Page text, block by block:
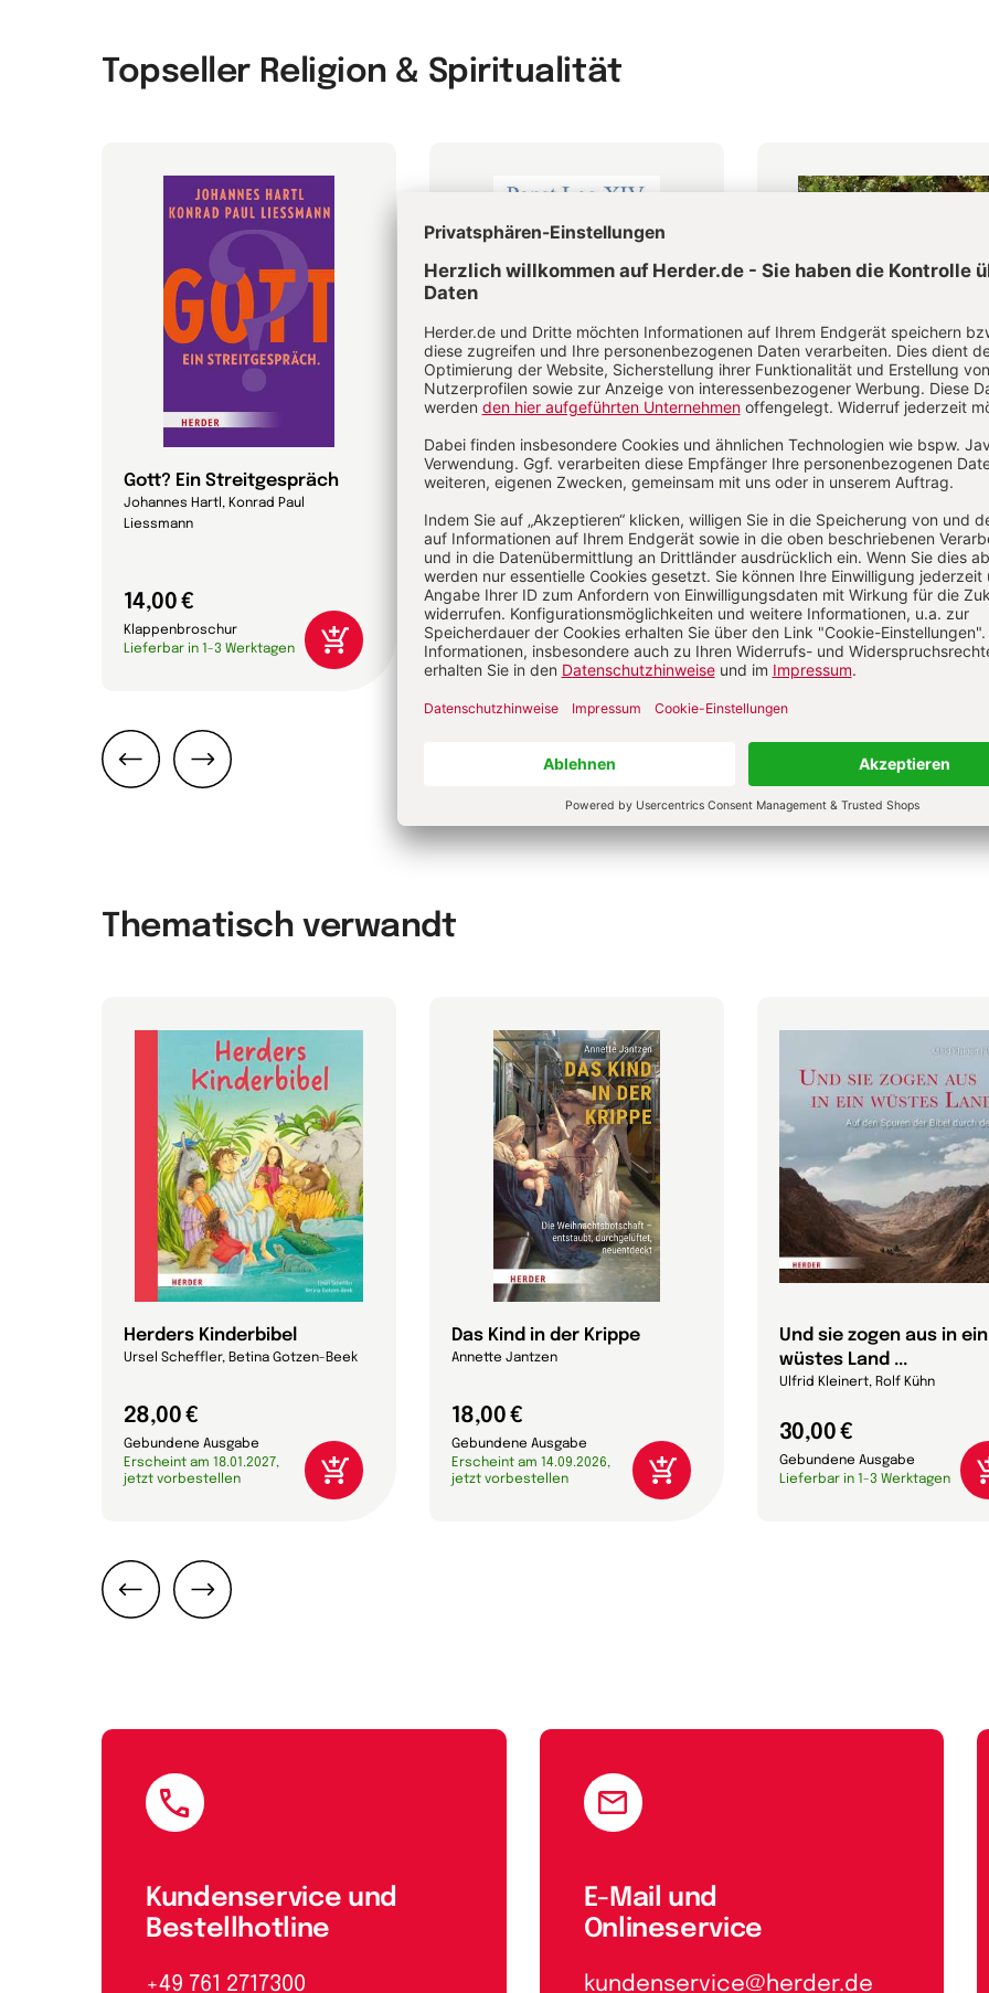
Topseller Religion & Spiritualität
Gott? Ein Streitgespräch
Johannes Hartl, Konrad Paul
Liessmann
14,00 €
Klappenbroschur
Lieferbar in 1-3 Werktagen
Magnifica humanitas
16,00 €
Gebundene Ausgabe
Lieferbar in 1-3 Werktagen
Älterwerden – wie geht
Sebastian Herrmann u.a.
9,00 € 4,50 €
Broschur
Lieferbar in 1-3 Werktagen
Thematisch verwandt
Herders Kinderbibel
Ursel Scheffler, Betina Gotzen-Beek
28,00 €
Gebundene Ausgabe
Erscheint am 18.01.2027,
jetzt vorbestellen
Das Kind in der Krippe
Annette Jantzen
18,00 €
Gebundene Ausgabe
Erscheint am 14.09.2026,
jetzt vorbestellen
Und sie zogen aus in ein
wüstes Land ...
Ulfrid Kleinert, Rolf Kühn
30,00 €
Gebundene Ausgabe
Lieferbar in 1-3 Werktagen
Kundenservice und
Bestellhotline
+49 761 2717300
E-Mail und
Onlineservice
kundenservice@herder.de